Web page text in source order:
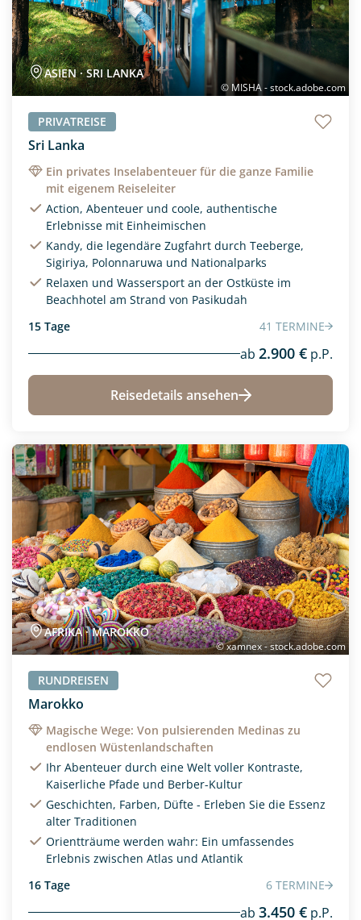
Aktivreisen(0)
Camperurlaub(0)
Exklusive Reisen
Flugreisen(7)
Frauenreise(0)
Kreativreisen(0)
Mietwagenreise(0)
PKW-Reise(0)
Privatreise(10)
Radreisen(0)
Rundreisen(5)
Segelkreuzfahrt(0)
Städtereisen
Wanderreisen
Wohnmobilreise(0)
Afrika(3)
Asien(4)
Europa
Ozeanien(0)
Südamerika(1)
© MISHA - stock.adobe.com
ASIEN · SRI LANKA
PRIVATREISE
Sri Lanka
Ein privates Inselabenteuer für die ganze Familie
mit eigenem Reiseleiter
Action, Abenteuer und coole, authentische
Erlebnisse mit Einheimischen
Kandy, die legendäre Zugfahrt durch Teeberge,
Sigiriya, Polonnaruwa und Nationalparks
Relaxen und Wassersport an der Ostküste im
Beachhotel am Strand von Pasikudah
15 Tage
41 TERMINE
ab 2.900 € p.P.
Reisedetails ansehen
Neu
© xamnex - stock.adobe.com
AFRIKA · MAROKKO
RUNDREISEN
Marokko
Magische Wege: Von pulsierenden Medinas zu
endlosen Wüstenlandschaften
Ihr Abenteuer durch eine Welt voller Kontraste,
Kaiserliche Pfade und Berber-Kultur
Geschichten, Farben, Düfte - Erleben Sie die Essenz
alter Traditionen
Orientträume werden wahr: Ein umfassendes
Erlebnis zwischen Atlas und Atlantik
16 Tage
6 TERMINE
ab 3.450 € p.P.